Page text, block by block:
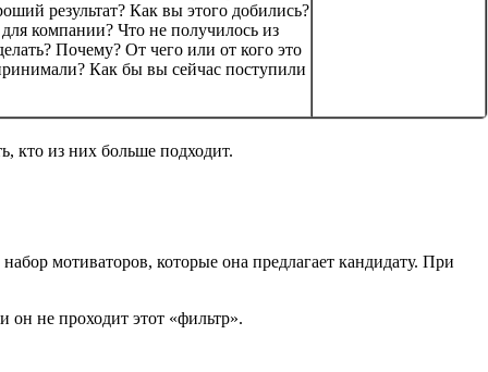
результат? Как вы этого добились?
компании? Что не получилось из
Почему? От чего или от кого это
Как бы вы сейчас поступили
кто из них больше подходит.
мотиваторов, которые она предлагает кандидату. При
он не проходит этот «фильтр».